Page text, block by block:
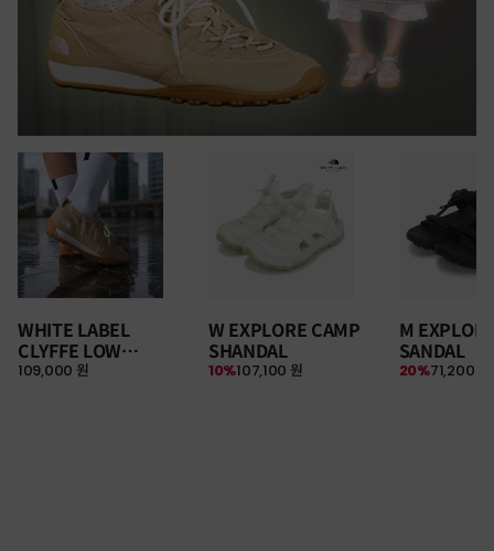
WHITE LABEL
CLYFFE LOW
SNEAKERS
109,000 원
W EXPLORE CAMP
SHANDAL
107,100 원
10%
M
SANDAL
71,200 원
20%